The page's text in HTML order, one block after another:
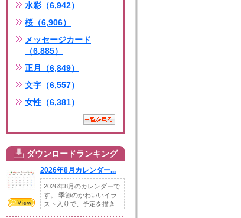
水彩（6,942）
桜（6,906）
メッセージカード
（6,885）
正月（6,849）
文字（6,557）
女性（6,381）
ダウンロードランキング
2026年8月カレンダー...
2026年8月のカレンダーで
す。 季節のかわいいイラ
スト入りで、予定を描き